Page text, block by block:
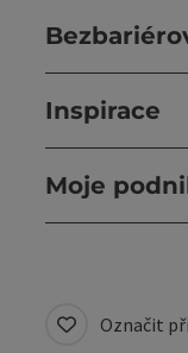
Inspirace
Moje
Označit